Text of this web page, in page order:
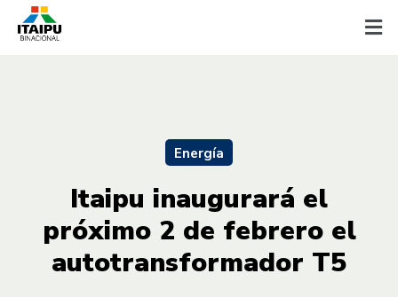
Energía
Itaipu inaugurará el
próximo 2 de febrero el
autotransformador T5